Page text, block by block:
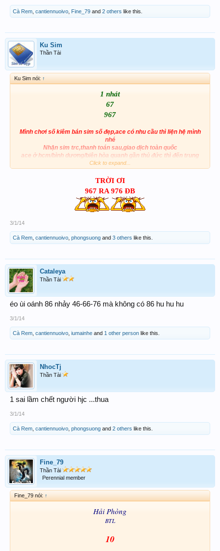
Cà Rem cantiennuoivo Fine_79 and 2 others like this.
Ku Sim
Thần Tài
Ku Sim nói: ↑
1 nhát
67
967
Mình chơi số kiêm bán sim số đẹp,ace có nhu cầu thì liện hệ mình
nhé
Nhận sim trc,thanh toán sau,giao dịch toàn quốc
ace ở hcm/bình dương/biên hòa quanh gần thủ đức thì đến trung
tâm lấy sim.
ace có nhu cầu thì vào link dưới chử kí
xin cảm ơn
Click to expand...
TRỜI ƠI
967 RA 976 ĐB
3/1/14
Cà Rem cantiennuoivo phongsuong and 3 others like this.
Cataleya
Thần Tài
éo ùi oánh 86 nhảy 46-66-76 mà không có 86 hu hu hu
3/1/14
Cà Rem cantiennuoivo iumainhe and 1 other person like this.
NhocTj
Thần Tài
1 sai lầm chết người hjc ...thua
3/1/14
Cà Rem cantiennuoivo phongsuong and 2 others like this.
Fine_79
Thần Tài
Perennial member
Fine_79 nói: ↑
Hải Phòng
BTL
10